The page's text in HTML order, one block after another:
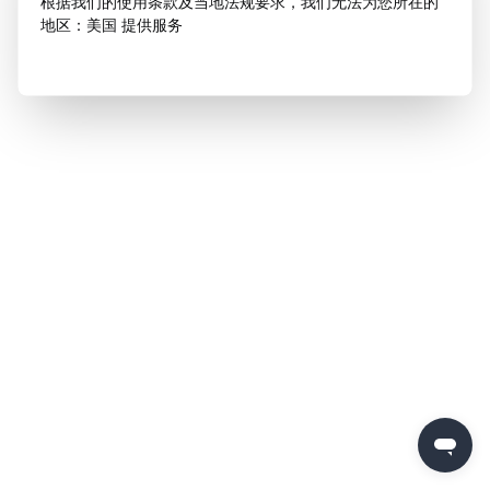
地区：美国 提供服务